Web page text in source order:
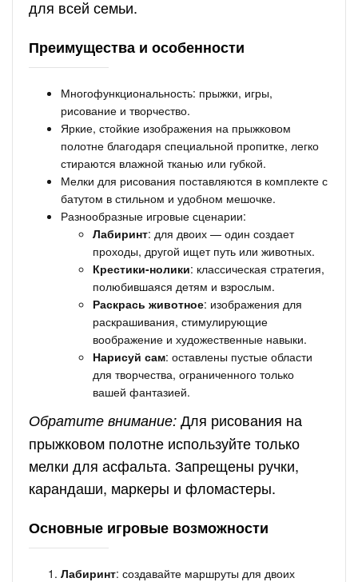
для всей семьи.
Преимущества и особенности
Многофункциональность: прыжки, игры,
рисование и творчество.
Яркие, стойкие изображения на прыжковом
полотне благодаря специальной пропитке, легко
стираются влажной тканью или губкой.
Мелки для рисования поставляются в комплекте с
батутом в стильном и удобном мешочке.
Разнообразные игровые сценарии:
Лабиринт: для двоих — один создает
проходы, другой ищет путь или животных.
Крестики-нолики: классическая стратегия,
полюбившаяся детям и взрослым.
Раскрась животное: изображения для
раскрашивания, стимулирующие
воображение и художественные навыки.
Нарисуй сам: оставлены пустые области
для творчества, ограниченного только
вашей фантазией.
Обратите внимание: Для рисования на
прыжковом полотне используйте только
мелки для асфальта. Запрещены ручки,
карандаши, маркеры и фломастеры.
Основные игровые возможности
Лабиринт: создавайте маршруты для двоих